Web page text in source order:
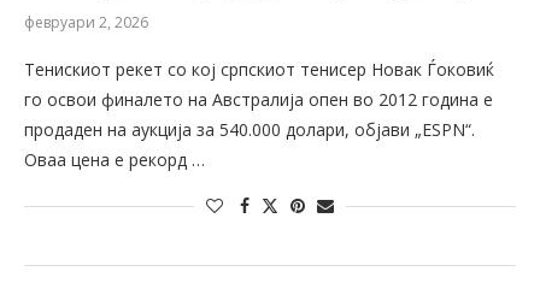
февруари 2, 2026
Тенискиот рекет со кој српскиот тенисер Новак Ѓоковиќ
го освои финалето на Австралија опен во 2012 година е
продаден на аукција за 540.000 долари, објави „ESPN“.
Оваа цена е рекорд …